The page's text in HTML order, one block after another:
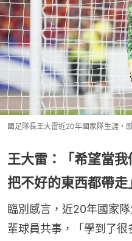
國足隊長王大雷近20年國家隊生涯，
王大雷：「希望當我
把不好的東西都帶走
臨別感言，近20年國家
輩球員共事，「學到了